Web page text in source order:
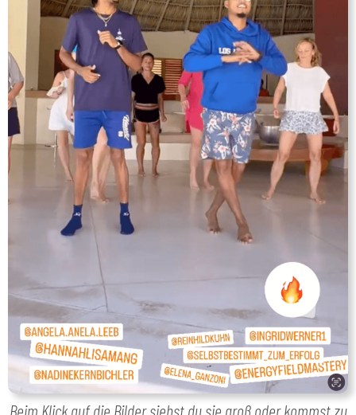
Beim Klick auf die Bilder siehst du sie groß oder kommst zu